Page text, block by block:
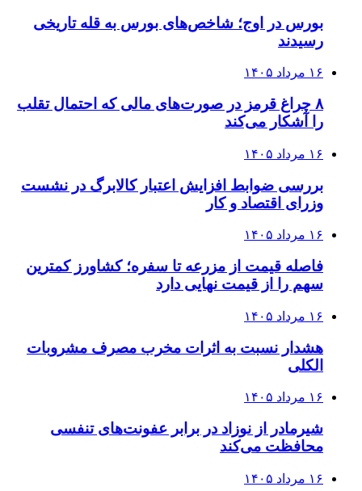
بورس در اوج؛ شاخص‌های بورس به قله تاریخی
رسیدند
۱۶ مرداد ۱۴۰۵
۸ چراغ قرمز در صورت‌های مالی که احتمال تقلب
را آشکار می‌کند
۱۶ مرداد ۱۴۰۵
بررسی ضوابط افزایش اعتبار کالابرگ در نشست
وزرای اقتصاد و کار
۱۶ مرداد ۱۴۰۵
فاصله قیمت از مزرعه تا سفره؛ کشاورز کمترین
سهم را از قیمت نهایی دارد
۱۶ مرداد ۱۴۰۵
هشدار نسبت به اثرات مخرب مصرف مشروبات
الکلی
۱۶ مرداد ۱۴۰۵
شیرمادر از نوزاد در برابر عفونت‌های تنفسی
محافظت می‌کند
۱۶ مرداد ۱۴۰۵